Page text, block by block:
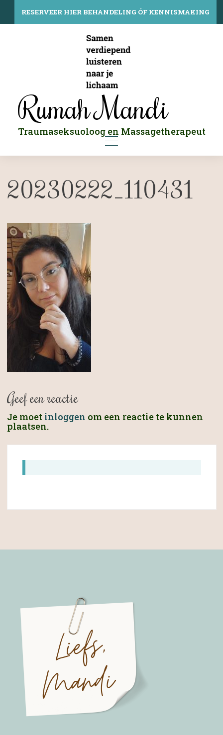
content
RESERVEER HIER BEHANDELING ÓF KENNISMAKING
Rumah Mandi
Traumaseksuoloog en Massagetherapeut
20230222_110431
Geef een reactie
Je moet inloggen om een reactie te kunnen
plaatsen.